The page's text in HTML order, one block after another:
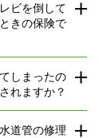
ビを倒して
きの保険で
しまったの
れますか？
道管の修理